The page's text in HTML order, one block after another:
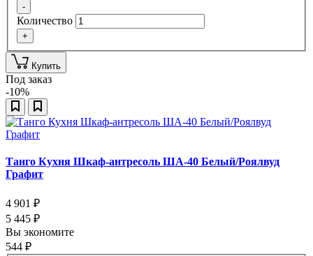
-
Количество
+
Купить
Под заказ
-10%
Танго Кухня Шкаф-антресоль ША-40 Белый/Роялвуд
Графит
4 901 ₽
5 445 ₽
Вы экономите
544 ₽